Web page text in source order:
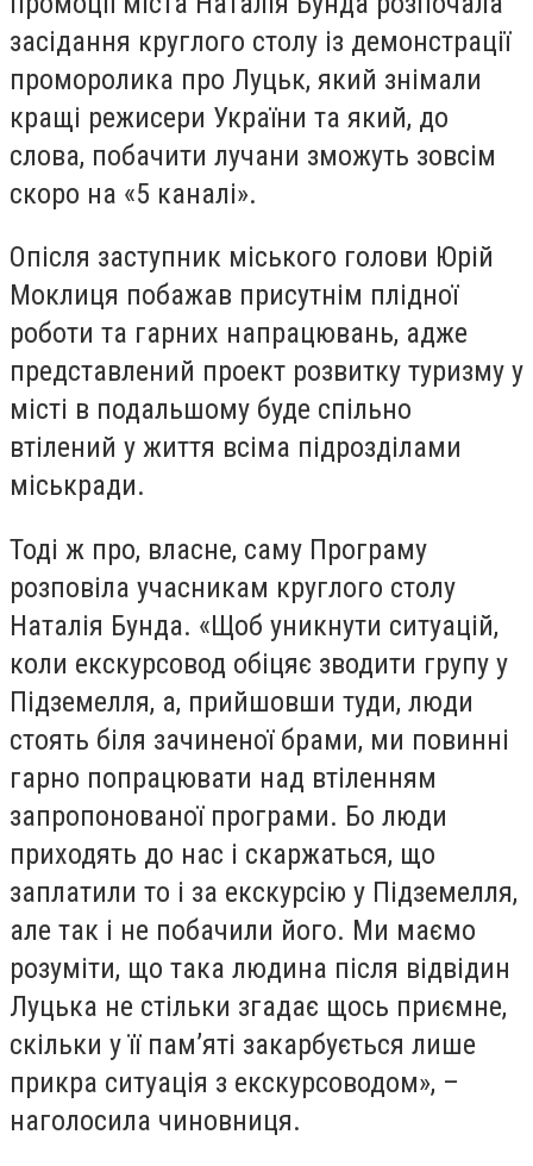
засідання круглого столу із демонстрації
проморолика про Луцьк, який знімали
кращі режисери України та який, до
слова, побачити лучани зможуть зовсім
скоро на «5 каналі».
Опісля заступник міського голови Юрій
Моклиця побажав присутнім плідної
роботи та гарних напрацювань, адже
представлений проект розвитку туризму у
місті в подальшому буде спільно
втілений у життя всіма підрозділами
міськради.
Тоді ж про, власне, саму Програму
розповіла учасникам круглого столу
Наталія Бунда. «Щоб уникнути ситуацій,
коли екскурсовод обіцяє зводити групу у
Підземелля, а, прийшовши туди, люди
стоять біля зачиненої брами, ми повинні
гарно попрацювати над втіленням
запропонованої програми. Бо люди
приходять до нас і скаржаться, що
заплатили то і за екскурсію у Підземелля,
але так і не побачили його. Ми маємо
розуміти, що така людина після відвідин
Луцька не стільки згадає щось приємне,
скільки у її пам’яті закарбується лише
прикра ситуація з екскурсоводом», –
наголосила чиновниця.